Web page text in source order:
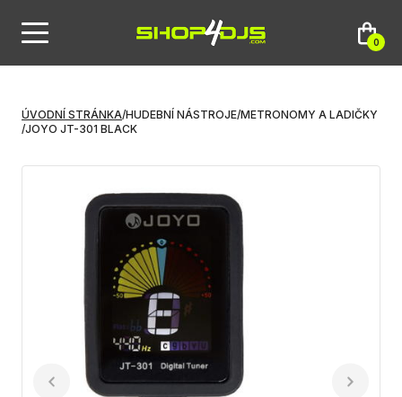
0
ÚVODNÍ STRÁNKA/HUDEBNÍ NÁSTROJE/METRONOMY A LADIČKY
/JOYO JT-301 BLACK